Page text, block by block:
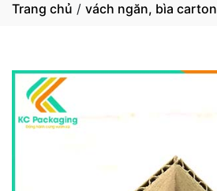
Trang chủ / vách ngăn, bìa carton